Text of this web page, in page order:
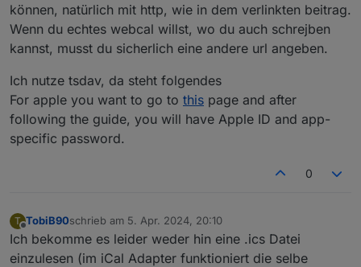
können, natürlich mit http, wie in dem verlinkten beitrag.
Wenn du echtes webcal willst, wo du auch schrejben
kannst, musst du sicherlich eine andere url angeben.
Ich nutze tsdav, da steht folgendes
For apple you want to go to this page and after
following the guide, you will have Apple ID and app-
specific password.
0
T
Offline
TobiB90schrieb am 5. Apr. 2024, 20:10
zuletzt editiert von
Ich bekomme es leider weder hin eine .ics Datei
einzulesen (im iCal Adapter funktioniert die selbe